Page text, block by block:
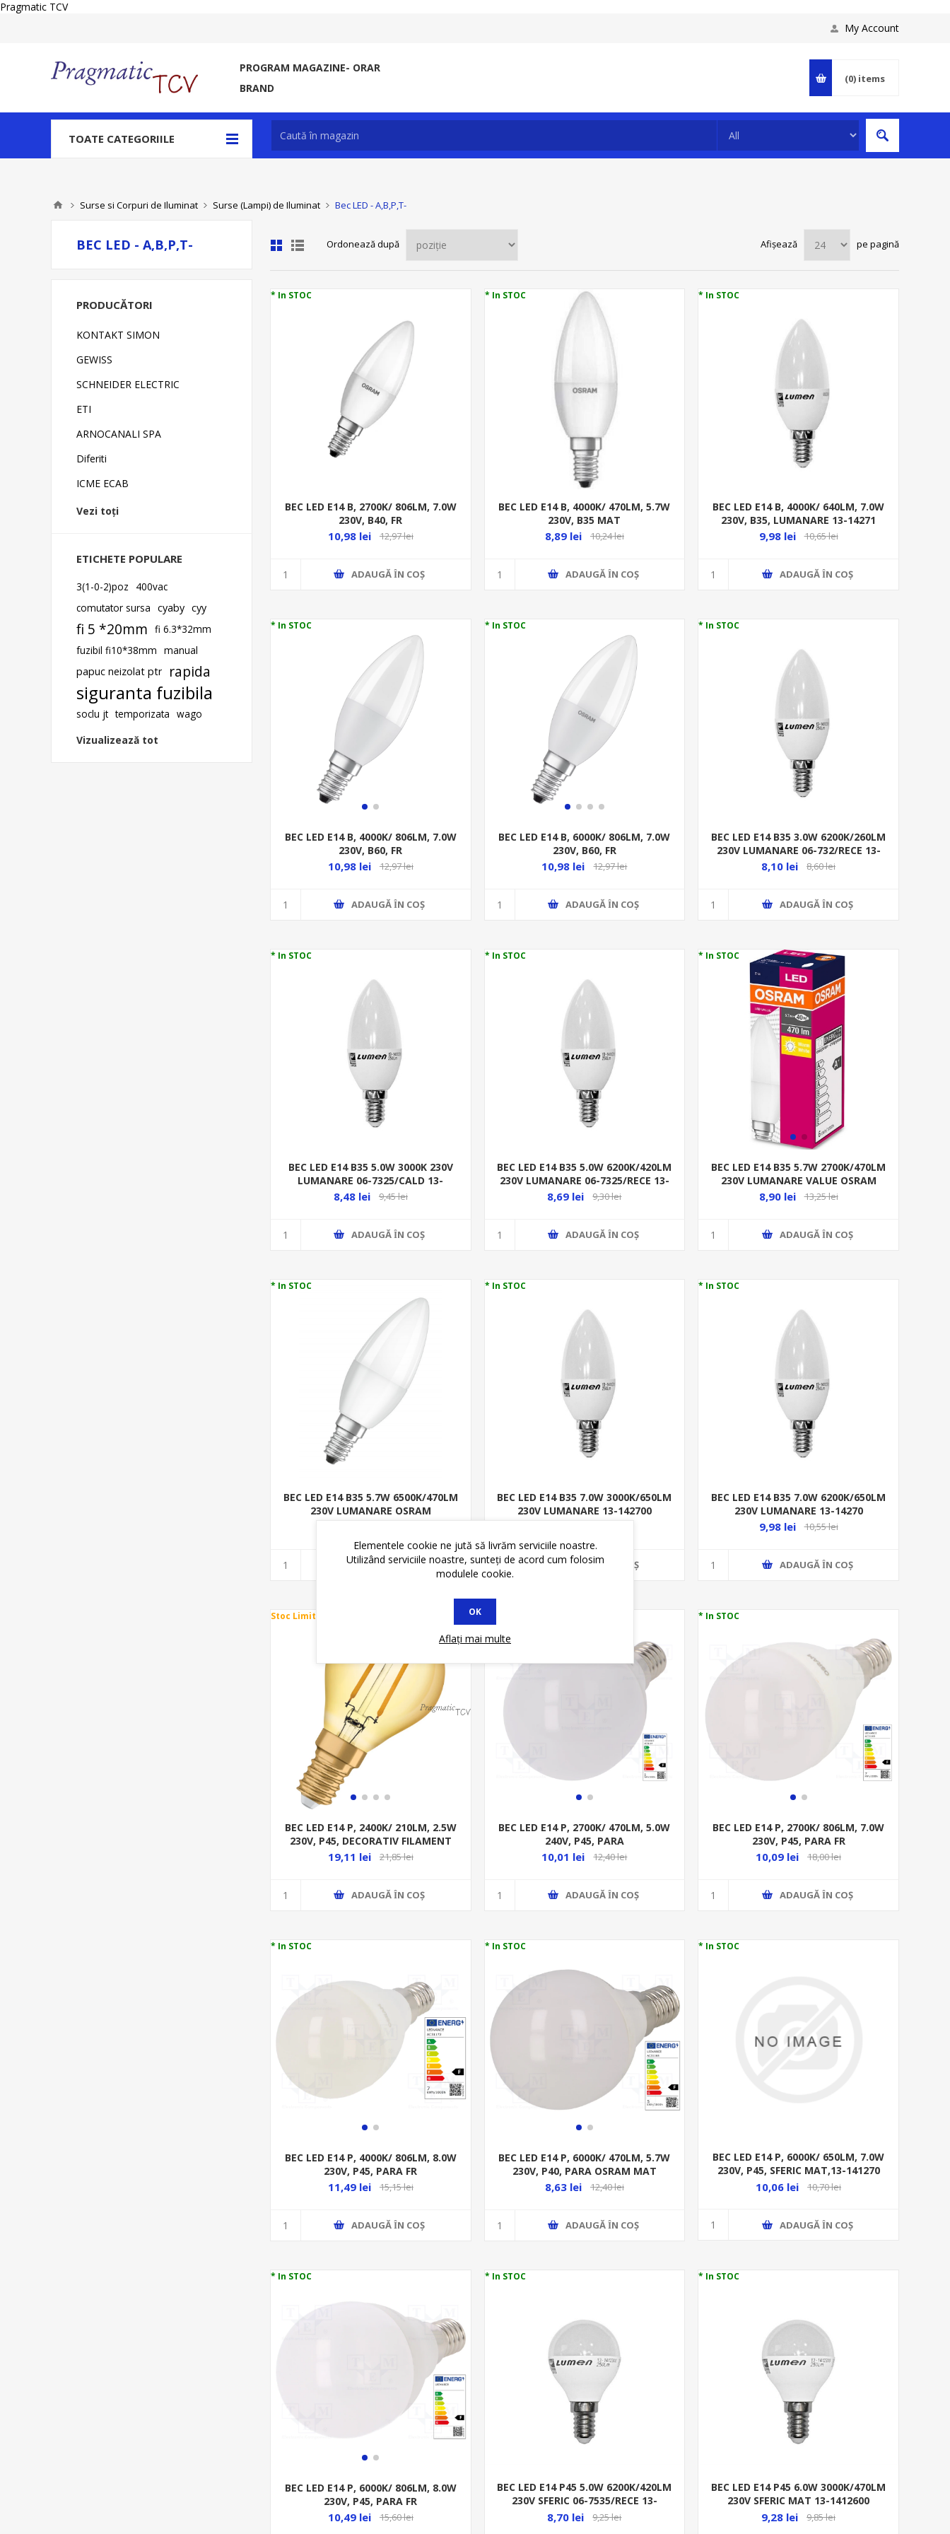
Pragmatic TCV
My Account
PROGRAM MAGAZINE- ORAR
BRAND
(0) items
TOATE CATEGORIILE
Surse si Corpuri de Iluminat Surse (Lampi) de Iluminat Bec LED - A,B,P,T-
Ordonează după Afișează pe pagină
* In STOC
BEC LED E14 B, 2700K/ 806LM, 7.0W
230V, B40, FR
10,98 lei 12,97 lei
ADAUGĂ ȊN COŞ
* In STOC
BEC LED E14 B, 4000K/ 470LM, 5.7W
230V, B35 MAT
8,89 lei 10,24 lei
ADAUGĂ ȊN COŞ
* In STOC
BEC LED E14 B, 4000K/ 640LM, 7.0W
230V, B35, LUMANARE 13-14271
9,98 lei 10,65 lei
ADAUGĂ ȊN COŞ
* In STOC
BEC LED E14 B, 4000K/ 806LM, 7.0W
230V, B60, FR
10,98 lei 12,97 lei
ADAUGĂ ȊN COŞ
* In STOC
BEC LED E14 B, 6000K/ 806LM, 7.0W
230V, B60, FR
10,98 lei 12,97 lei
ADAUGĂ ȊN COŞ
* In STOC
BEC LED E14 B35 3.0W 6200K/260LM
230V LUMANARE 06-732/RECE 13-
1400230
8,10 lei 8,60 lei
ADAUGĂ ȊN COŞ
* In STOC
BEC LED E14 B35 5.0W 3000K 230V
LUMANARE 06-7325/CALD 13-
1402500
8,48 lei 9,45 lei
ADAUGĂ ȊN COŞ
* In STOC
BEC LED E14 B35 5.0W 6200K/420LM
230V LUMANARE 06-7325/RECE 13-
14250
8,69 lei 9,30 lei
ADAUGĂ ȊN COŞ
* In STOC
BEC LED E14 B35 5.7W 2700K/470LM
230V LUMANARE VALUE OSRAM
8,90 lei 13,25 lei
ADAUGĂ ȊN COŞ
* In STOC
BEC LED E14 B35 5.7W 6500K/470LM
230V LUMANARE OSRAM
ADAUGĂ ȊN COŞ
* In STOC
BEC LED E14 B35 7.0W 3000K/650LM
230V LUMANARE 13-142700
ADAUGĂ ȊN COŞ
* In STOC
BEC LED E14 B35 7.0W 6200K/650LM
230V LUMANARE 13-14270
9,98 lei 10,55 lei
ADAUGĂ ȊN COŞ
Stoc Limitat
BEC LED E14 P, 2400K/ 210LM, 2.5W
230V, P45, DECORATIV FILAMENT
GOLD
19,11 lei 21,85 lei
ADAUGĂ ȊN COŞ
BEC LED E14 P, 2700K/ 470LM, 5.0W
240V, P45, PARA
10,01 lei 12,40 lei
ADAUGĂ ȊN COŞ
* In STOC
BEC LED E14 P, 2700K/ 806LM, 7.0W
230V, P45, PARA FR
10,09 lei 18,00 lei
ADAUGĂ ȊN COŞ
* In STOC
BEC LED E14 P, 4000K/ 806LM, 8.0W
230V, P45, PARA FR
11,49 lei 15,15 lei
ADAUGĂ ȊN COŞ
* In STOC
BEC LED E14 P, 6000K/ 470LM, 5.7W
230V, P40, PARA OSRAM MAT
8,63 lei 12,40 lei
ADAUGĂ ȊN COŞ
* In STOC
BEC LED E14 P, 6000K/ 650LM, 7.0W
230V, P45, SFERIC MAT,13-141270
10,06 lei 10,70 lei
ADAUGĂ ȊN COŞ
* In STOC
BEC LED E14 P, 6000K/ 806LM, 8.0W
230V, P45, PARA FR
10,49 lei 15,60 lei
* In STOC
BEC LED E14 P45 5.0W 6200K/420LM
230V SFERIC 06-7535/RECE 13-
141250
8,70 lei 9,25 lei
* In STOC
BEC LED E14 P45 6.0W 3000K/470LM
230V SFERIC MAT 13-1412600
9,28 lei 9,85 lei
BEC LED - A,B,P,T-
PRODUCĂTORI
KONTAKT SIMON
GEWISS
SCHNEIDER ELECTRIC
ETI
ARNOCANALI SPA
Diferiti
ICME ECAB
Vezi toți
ETICHETE POPULARE
3(1-0-2)poz
400vac
comutator sursa cyaby cyy
fi 5 *20mm fi 6.3*32mm
fuzibil fi10*38mm manual
papuc neizolat ptr
rapida
siguranta fuzibila
soclu jt temporizata wago
Vizualizează tot
Elementele cookie ne jută să livrăm serviciile noastre.
Utilizând serviciile noastre, sunteți de acord cum folosim
modulele cookie.
OK
Aflați mai multe